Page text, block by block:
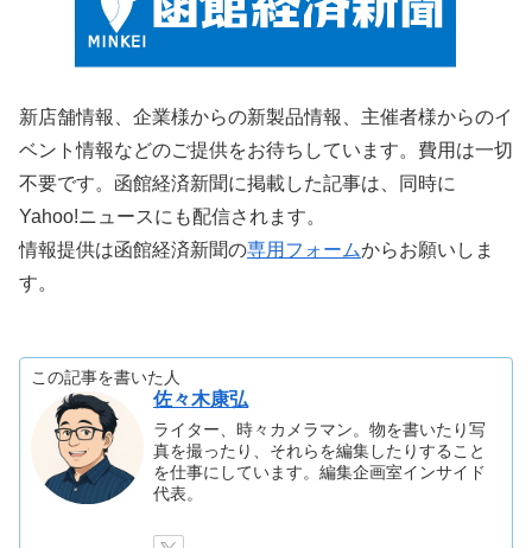
新店舗情報、企業様からの新製品情報、主催者様からのイ
ベント情報などのご提供をお待ちしています。費用は一切
不要です。函館経済新聞に掲載した記事は、同時に
Yahoo!ニュースにも配信されます。
情報提供は函館経済新聞の専用フォームからお願いしま
す。
この記事を書いた人
佐々木康弘
ライター、時々カメラマン。物を書いたり写
真を撮ったり、それらを編集したりすること
を仕事にしています。編集企画室インサイド
代表。